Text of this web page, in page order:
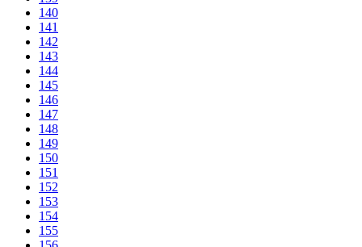
140
141
142
143
144
145
146
147
148
149
150
151
152
153
154
155